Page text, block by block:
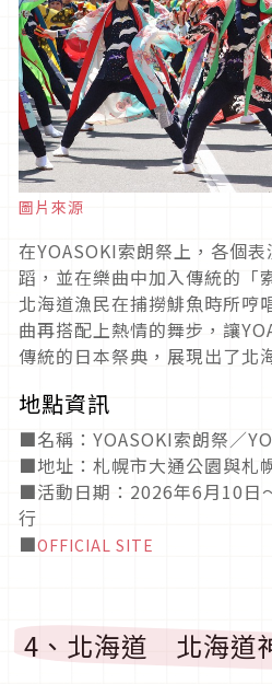
圖片來源
在YOASOKI索朗祭上，各個
蹈，並在樂曲中加入傳統的「
北海道漁民在捕撈鯡魚時所哼
曲再搭配上熱情的舞步，讓
傳統的日本祭典，展現出了北
地點資訊
■名稱： YOASOKI索朗祭／
■地址：札幌市大通公園與札
■活動日期：2026年6月10日
行
■OFFICIAL SITE
4、北海道 北海道